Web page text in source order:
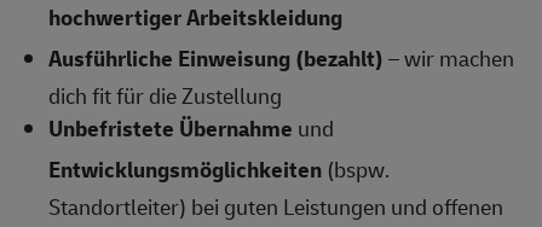
hochwertiger Arbeitskleidung
Ausführliche Einweisung (bezahlt)– wir machen
dich fit für die Zustellung
Unbefristete Übernahme und
Entwicklungsmöglichkeiten (bspw.
Standortleiter) bei guten Leistungen und offenen